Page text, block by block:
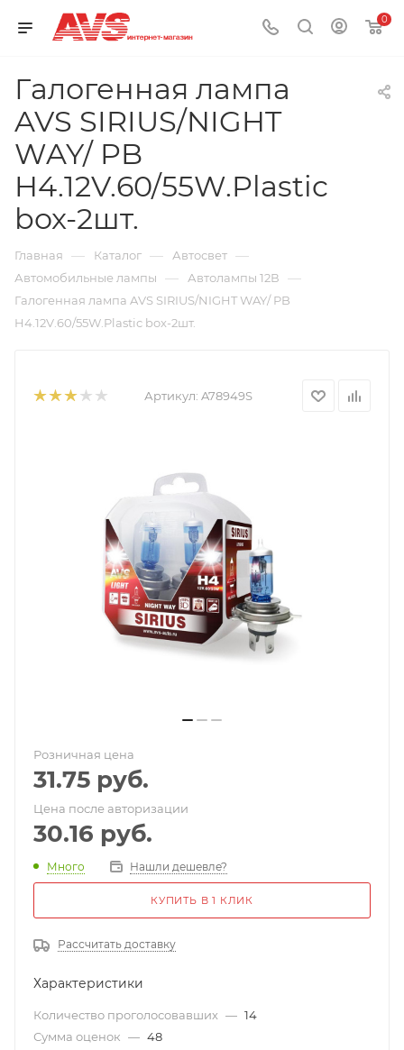
0
Галогенная лампа
AVS SIRIUS/NIGHT
WAY/ PB
H4.12V.60/55W.Plastic
box-2шт.
Главная — Каталог — Автосвет —
Автомобильные лампы — Автолампы 12В —
Галогенная лампа AVS SIRIUS/NIGHT WAY/ PB
H4.12V.60/55W.Plastic box-2шт.
Артикул: A78949S
Розничная цена
31.75 руб.
Цена после авторизации
30.16 руб.
Много Нашли дешевле?
КУПИТЬ В 1 КЛИК
Рассчитать доставку
Характеристики
Количество проголосовавших — 14
Сумма оценок — 48